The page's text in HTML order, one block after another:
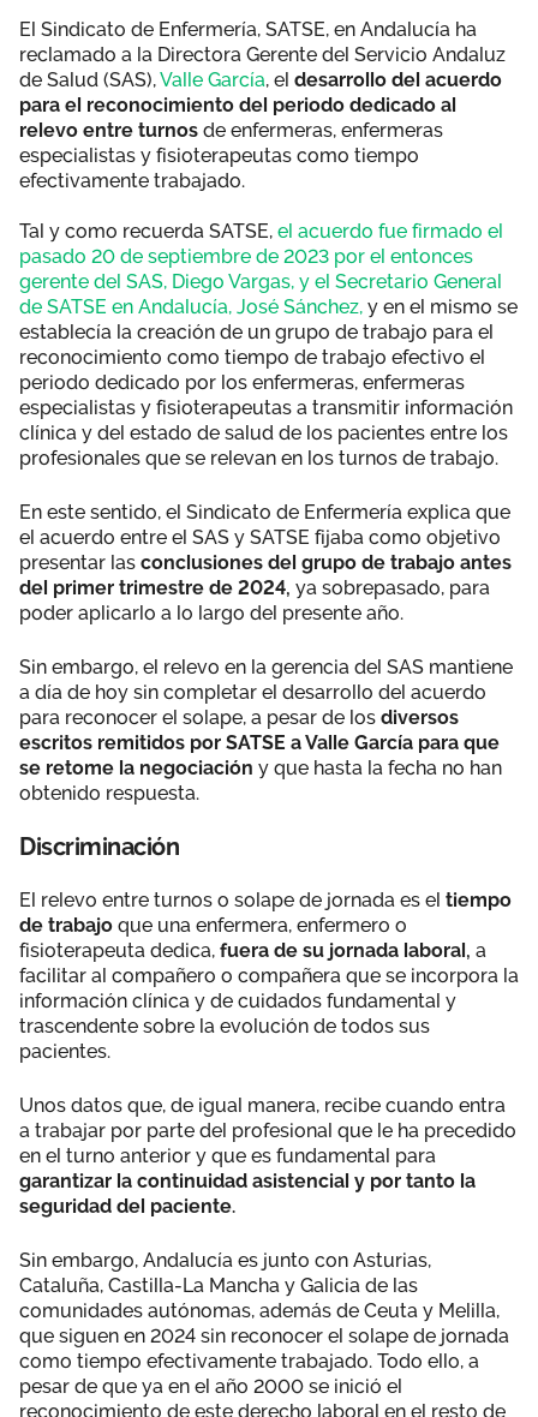
El Sindicato de Enfermería, SATSE, en Andalucía ha
reclamado a la Directora Gerente del Servicio Andaluz
de Salud (SAS),Valle García, el desarrollo del acuerdo
para el reconocimiento del periodo dedicado al
relevo entre turnos de enfermeras, enfermeras
especialistas y fisioterapeutas como tiempo
efectivamente trabajado.
Tal y como recuerda SATSE, el acuerdo fue firmado el
pasado 20 de septiembre de 2023 por el entonces
gerente del SAS, Diego Vargas, y el Secretario General
de SATSE en Andalucía, José Sánchez, y en el mismo se
establecía la creación de un grupo de trabajo para el
reconocimiento como tiempo de trabajo efectivo el
periodo dedicado por los enfermeras, enfermeras
especialistas y fisioterapeutas a transmitir información
clínica y del estado de salud de los pacientes entre los
profesionales que se relevan en los turnos de trabajo.
En este sentido, el Sindicato de Enfermería explica que
el acuerdo entre el SAS y SATSE fijaba como objetivo
presentar las conclusiones del grupo de trabajo antes
del primer trimestre de 2024, ya sobrepasado, para
poder aplicarlo a lo largo del presente año.
Sin embargo, el relevo en la gerencia del SAS mantiene
a día de hoy sin completar el desarrollo del acuerdo
para reconocer el solape, a pesar de los diversos
escritos remitidos por SATSE a Valle García para que
se retome la negociación y que hasta la fecha no han
obtenido respuesta.
Discriminación
El relevo entre turnos o solape de jornada es el tiempo
de trabajo que una enfermera, enfermero o
fisioterapeuta dedica, fuera de su jornada laboral, a
facilitar al compañero o compañera que se incorpora la
información clínica y de cuidados fundamental y
trascendente sobre la evolución de todos sus
pacientes.
Unos datos que, de igual manera, recibe cuando entra
a trabajar por parte del profesional que le ha precedido
en el turno anterior y que es fundamental para
garantizar la continuidad asistencial y por tanto la
seguridad del paciente.
Sin embargo, Andalucía es junto con Asturias,
Cataluña, Castilla-La Mancha y Galicia de las
comunidades autónomas, además de Ceuta y Melilla,
que siguen en 2024 sin reconocer el solape de jornada
como tiempo efectivamente trabajado. Todo ello, a
pesar de que ya en el año 2000 se inició el
reconocimiento de este derecho laboral en el resto de